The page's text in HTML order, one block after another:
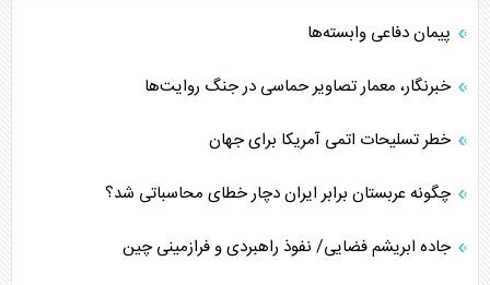
پیمان دفاعی‌ وابسته‌ها
خبرنگار، معمار تصاویر حماسی در جنگ روایت‌ها
خطر تسلیحات اتمی آمریکا برای جهان
چگونه عربستان برابر ایران دچار خطای محاسباتی شد؟
جاده ابریشم فضایی/ نفوذ راهبردی و فرازمینی چین